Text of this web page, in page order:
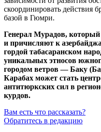
скоординировать действия
базой в Гюмри.
Генерал Мурадов, который
и причисляют к
гордой табасаранском
уникальных этносов
городом ветров — Баку (
Карабах может стать
антитюркских сил в
курдов.
Вам есть что рассказать?
Обратитесь в редакцию